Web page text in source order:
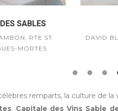
SABLES
RTE ST
MORTES
DAVID
remparts, la culture de la
. Capitale des Vins Sable